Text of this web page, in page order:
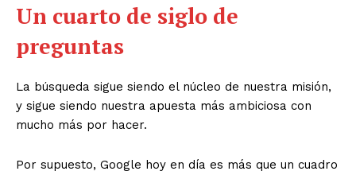
Un cuarto de siglo de
preguntas
La búsqueda sigue siendo el núcleo de nuestra misión,
y sigue siendo nuestra apuesta más ambiciosa con
mucho más por hacer.
Por supuesto, Google hoy en día es más que un cuadro